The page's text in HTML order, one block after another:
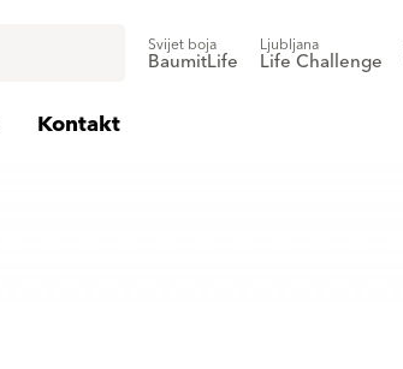
Svijet boja
BaumitLife
Ljubljana
Life Challenge
Kontakt